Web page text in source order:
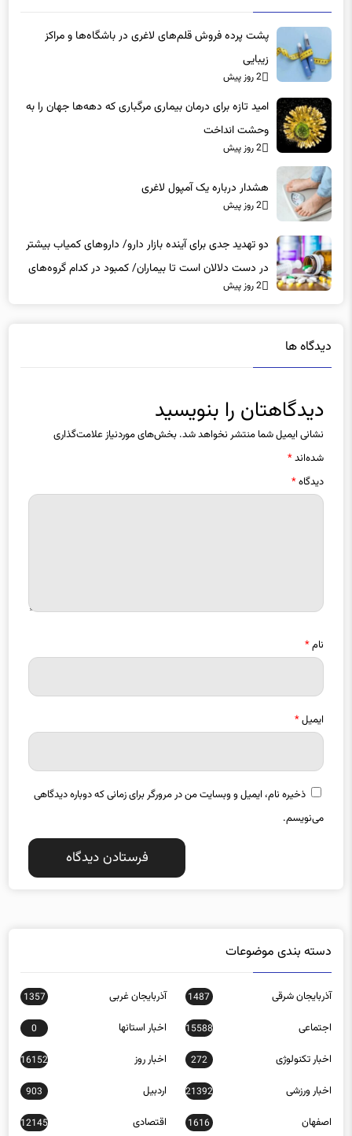
پشت پرده فروش قلم‌های لاغری در باشگاه‌ها و مراکز
زیبایی
2 روز پیش
امید تازه برای درمان بیماری مرگباری که دهه‌ها جهان را به
وحشت انداخت
2 روز پیش
هشدار درباره یک آمپول لاغری
2 روز پیش
دو تهدید جدی برای آینده بازار دارو/ داروهای کمیاب بیشتر
در دست دلالان است تا بیماران/ کمبود در کدام گروه‌های
دارویی محسوس‌تر است؟
2 روز پیش
دیدگاه ها
دیدگاهتان را بنویسید
نشانی ایمیل شما منتشر نخواهد شد. بخش‌های موردنیاز علامت‌گذاری
شده‌اند*
دیدگاه*
نام*
ایمیل*
ذخیره نام، ایمیل و وبسایت من در مرورگر برای زمانی که دوباره دیدگاهی
می‌نویسم.
دسته بندی موضوعات
آذربایجان شرقی 1487 آذربایجان غربی 1357
اجتماعی 15588 اخبار استانها 0
اخبار تکنولوژی 272 اخبار روز 16152
اخبار ورزشی 21392 اردبیل 903
اصفهان 1616 اقتصادی 12145